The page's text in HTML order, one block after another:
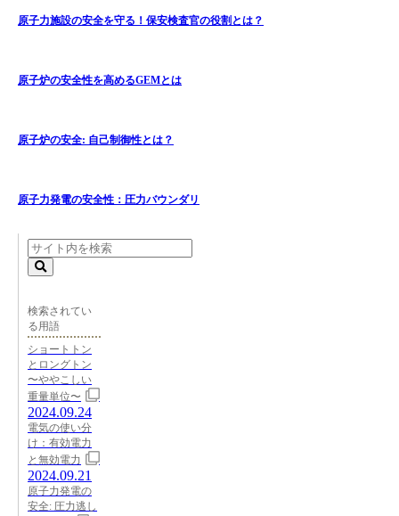
原子力施設の安全を守る！保安検査官の役割とは？
原子炉の安全性を高めるGEMとは
原子炉の安全: 自己制御性とは？
原子力発電の安全性：圧力バウンダリ
検索されてい
る用語
ショートトン
とロングトン
〜ややこしい
重量単位〜
2024.09.24
電気の使い分
け：有効電力
と無効電力
2024.09.21
原子力発電の
安全: 圧力逃し